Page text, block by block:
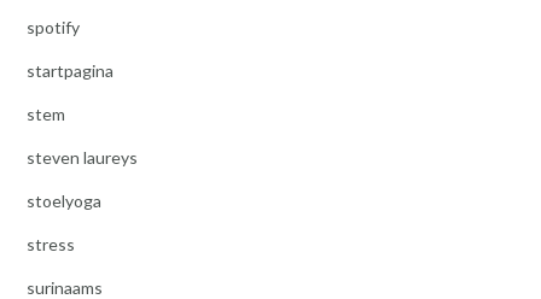
spotify
startpagina
stem
steven laureys
stoelyoga
stress
surinaams